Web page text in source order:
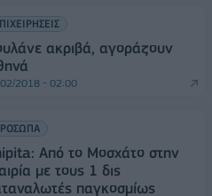
ακριβά, αγοράζουν
2018 - 02:00
Από το Μοσχάτο στην
με τους 1 δις
παγκοσμίως